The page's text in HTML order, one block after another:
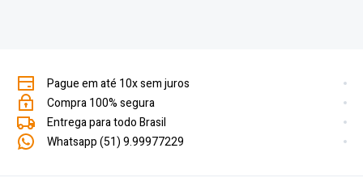
Pague em até 10x sem juros
Compra 100% segura
Entrega para todo Brasil
Whatsapp (51) 9.99977229